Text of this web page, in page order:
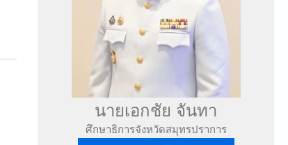
นายเอกชัย จันทา
ศึกษาธิการจังหวัดสมุทรปราการ